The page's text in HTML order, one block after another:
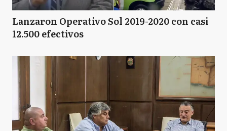
Lanzaron Operativo Sol 2019-2020 con casi
12.500 efectivos